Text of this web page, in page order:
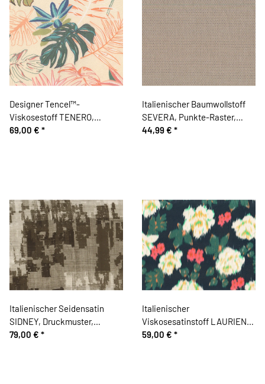
Designer Tencel™-
Viskosestoff TENERO,
Monstera-Blätter, orange-
69,00 € *
Italienischer Baumwollstoff
SEVERA, Punkte-Raster,
beige
44,99 € *
Italienischer Seidensatin
SIDNEY, Druckmuster,
schlammbraun
79,00 € *
Italienischer
Viskosesatinstoff LAURIEN,
Colourprint, dunkelblau
59,00 € *